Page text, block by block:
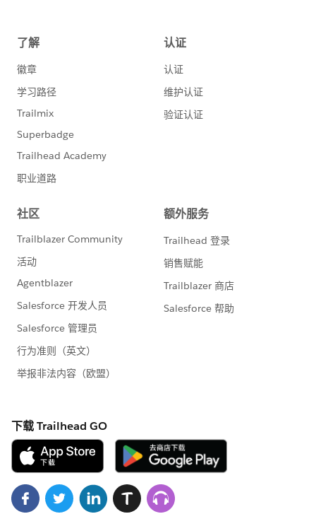
このグループは株式会社セールスフォース・ジャパ
「Trailblazer Community オンライン行動規範」に
mmunity/code-of-conduct
http://investor.salesforce.com/about-
statements/default.aspx
また本プログラムの利用規約も併せてご覧くださ
m-agreement
※こちらでの回答はあくまで社員もしくは有識者の
「アドバイス」となります。正式な回答が必要な場